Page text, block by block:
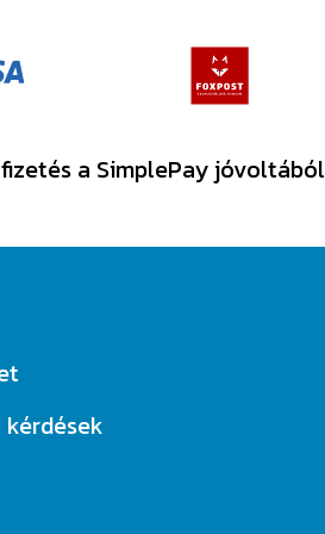
a SimplePay jóvoltából